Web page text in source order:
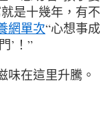
是十幾年，有不
網單次“心想事成
’！”
味在這里升騰。